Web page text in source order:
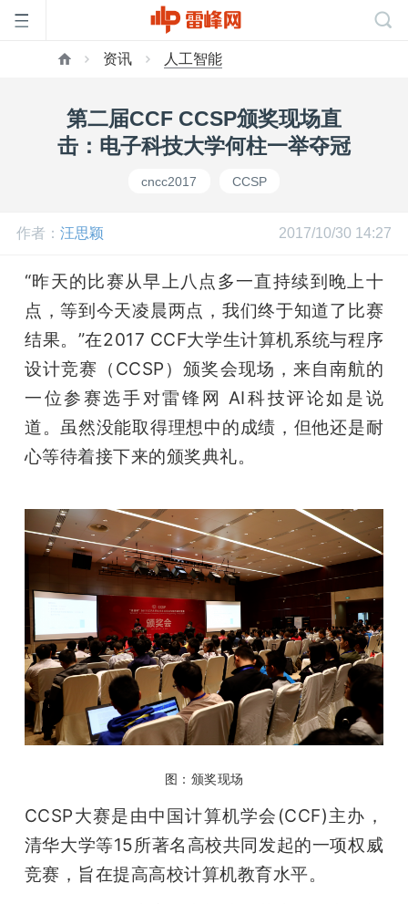
页
网
开
课
活
心
GAIR
题
资讯 人工智能
第二届CCF CCSP颁奖现场直
击：电子科技大学何柱一举夺冠
cncc2017 CCSP
作者： 汪思颖 2017/10/30 14:27
“昨天的比赛从早上八点多一直持续到晚上十
点，等到今天凌晨两点，我们终于知道了比赛
结果。”在2017 CCF大学生计算机系统与程序
设计竞赛（CCSP）颁奖会现场，来自南航的
一位参赛选手对雷锋网 AI科技评论如是说
道。虽然没能取得理想中的成绩，但他还是耐
心等待着接下来的颁奖典礼。
图：颁奖现场
CCSP大赛是由中国计算机学会(CCF)主办，
清华大学等15所著名高校共同发起的一项权威
竞赛，旨在提高高校计算机教育水平。